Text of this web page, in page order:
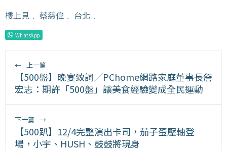
樓上見 ﹒ 蔡慈偉 ﹒ 台北 ﹒
WhatsApp
← 上一篇
【500盤】晚宴致詞／PChome網路家庭董事長詹
宏志：期許「500盤」讓美食經驗變成全民運動
下一篇 →
【500趴】12/4完整演出卡司，茄子蛋壓軸登
場，小宇、HUSH、鼓鼓將現身